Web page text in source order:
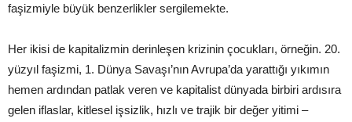
faşizmiyle büyük benzerlikler sergilemekte.
Her ikisi de kapitalizmin derinleşen krizinin çocukları, örneğin. 20.
yüzyıl faşizmi, 1. Dünya Savaşı’nın Avrupa’da yarattığı yıkımın
hemen ardından patlak veren ve kapitalist dünyada birbiri ardısıra
gelen iflaslar, kitlesel işsizlik, hızlı ve trajik bir değer yitimi –